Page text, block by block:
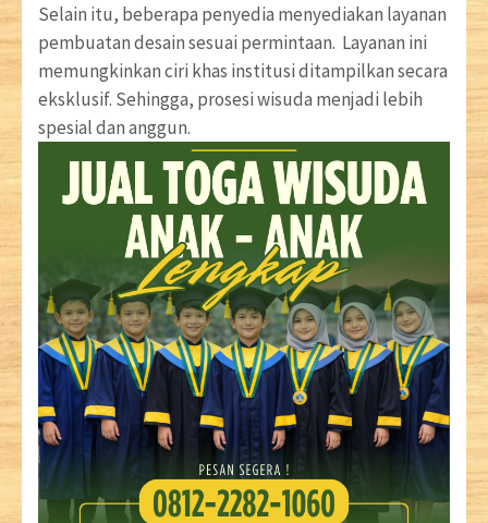
Selain itu, beberapa penyedia menyediakan layanan
pembuatan desain sesuai permintaan. Layanan ini
memungkinkan ciri khas institusi ditampilkan secara
eksklusif. Sehingga, prosesi wisuda menjadi lebih
spesial dan anggun.